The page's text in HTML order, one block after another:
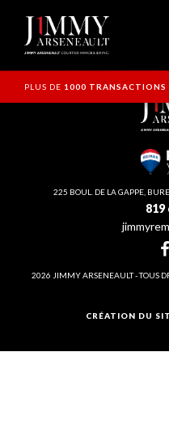
PLUS DE 1000 TRANSACTIONS
225 BOUL. DE LA GAPPE,
819
2026 JIMMY ARSENEAULT - TOUS
CRÉATION DU